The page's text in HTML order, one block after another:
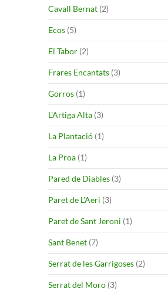
Cavall Bernat (2)
Ecos (5)
El Tabor (2)
Frares Encantats (3)
Gorros (1)
L'Artiga Alta (3)
La Plantació (1)
La Proa (1)
Pared de Diables (3)
Paret de L'Aeri (3)
Paret de Sant Jeroni (1)
Sant Benet (7)
Serrat de les Garrigoses (2)
Serrat del Moro (3)